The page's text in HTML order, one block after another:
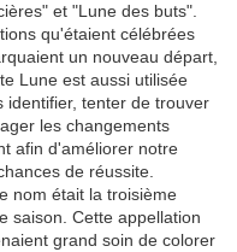
et "Lune des buts".
qu'étaient célébrées
un nouveau départ,
Lune est aussi utilisée
identifier, tenter de trouver
les changements
afin d'améliorer notre
de réussite.
nom était la troisième
saison. Cette appellation
grand soin de colorer